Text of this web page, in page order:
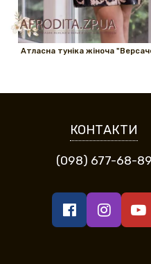
Атласна туніка жіноча
КОНТАКТИ
(098) 677-68-